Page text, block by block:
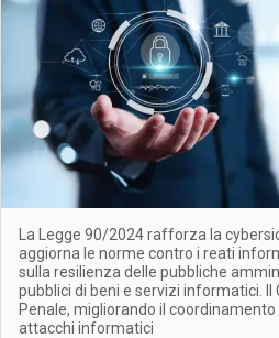
La Legge 90/2024 rafforza la
aggiorna le norme contro i reati
sulla resilienza delle pubbliche
pubblici di beni e servizi informatici. Il
Penale, migliorando il
attacchi informatici